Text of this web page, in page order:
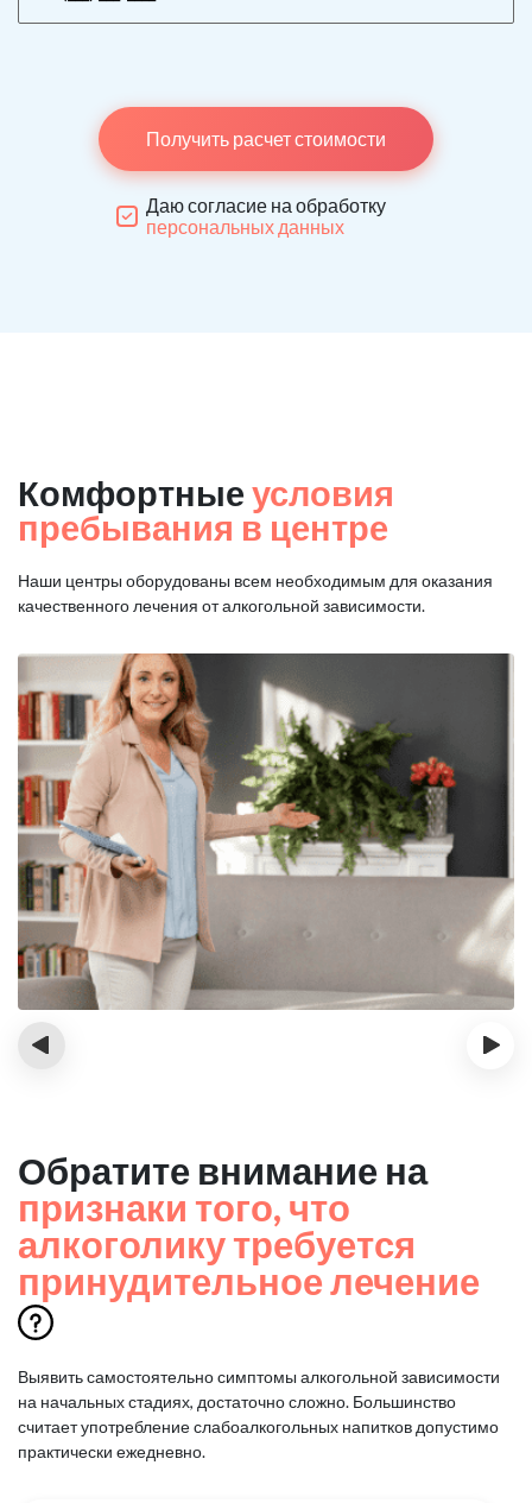
Получить расчет стоимости
Даю согласие на обработку
персональных данных
Комфортные условия
пребывания в центре
Наши центры оборудованы всем необходимым для оказания
качественного лечения от алкогольной зависимости.
‹ ›
Обратите внимание на
признаки того, что
алкоголику требуется
принудительное лечение
Выявить самостоятельно симптомы алкогольной зависимости
на начальных стадиях, достаточно сложно. Большинство
считает употребление слабоалкогольных напитков допустимо
практически ежедневно.